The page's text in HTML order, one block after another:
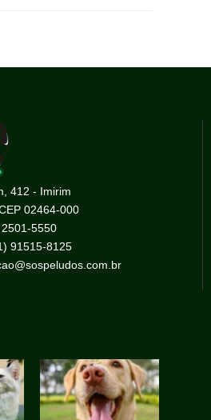
412 - Imirim
02464-000
5550
91515-8125